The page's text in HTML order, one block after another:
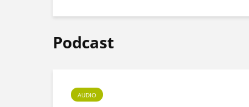
Podcast
AUDIO